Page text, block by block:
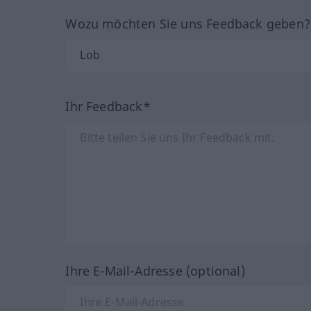
Wozu möchten Sie uns Feedback
Ihr Feedback*
Ihre E-Mail-Adresse (optional)